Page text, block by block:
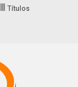
Títulos